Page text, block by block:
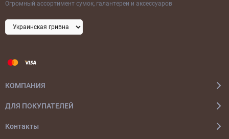
Огромный ассортимент сумок, галантереи и аксессуаров
КОМПАНИЯ
ДЛЯ ПОКУПАТЕЛЕЙ
Контакты